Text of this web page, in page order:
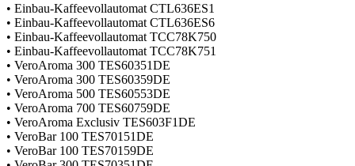
• Einbau-Kaffeevollautomat CTL636ES1
• Einbau-Kaffeevollautomat CTL636ES6
• Einbau-Kaffeevollautomat TCC78K750
• Einbau-Kaffeevollautomat TCC78K751
• VeroAroma 300 TES60351DE
• VeroAroma 300 TES60359DE
• VeroAroma 500 TES60553DE
• VeroAroma 700 TES60759DE
• VeroAroma Exclusiv TES603F1DE
• VeroBar 100 TES70151DE
• VeroBar 100 TES70159DE